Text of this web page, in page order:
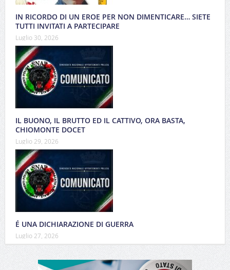
IN RICORDO DI UN EROE PER NON DIMENTICARE… SIETE
TUTTI INVITATI A PARTECIPARE
Luglio 30, 2026
IL BUONO, IL BRUTTO ED IL CATTIVO, ORA BASTA,
CHIOMONTE DOCET
Luglio 29, 2026
É UNA DICHIARAZIONE DI GUERRA
Luglio 27, 2026